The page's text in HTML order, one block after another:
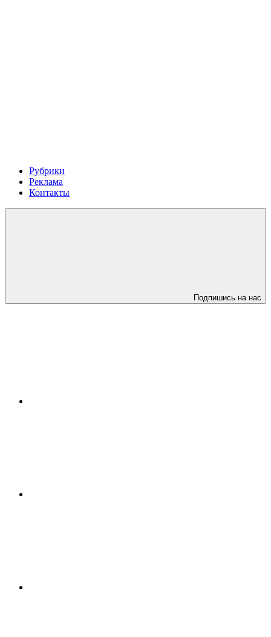
Рубрики
Реклама
Контакты
Подпишись на нас